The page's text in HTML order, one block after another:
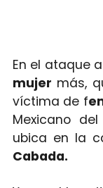
En el ataque
mujer más,
víctima de f
Mexicano
ubica en la
Cabada.